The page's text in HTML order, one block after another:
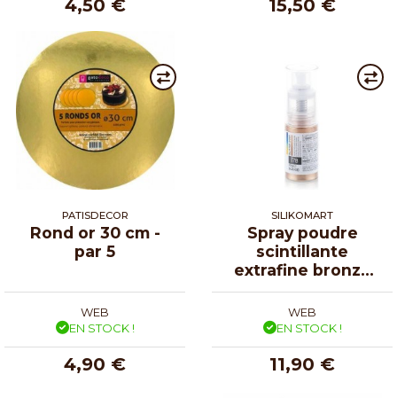
4,50 € 15,50 €
PATISDECOR
Rond or 30 cm -
par 5
WEB
EN STOCK !
4,90 €
SILIKOMART
Spray poudre
scintillante
extrafine bronze
10g
WEB
EN STOCK !
11,90 €